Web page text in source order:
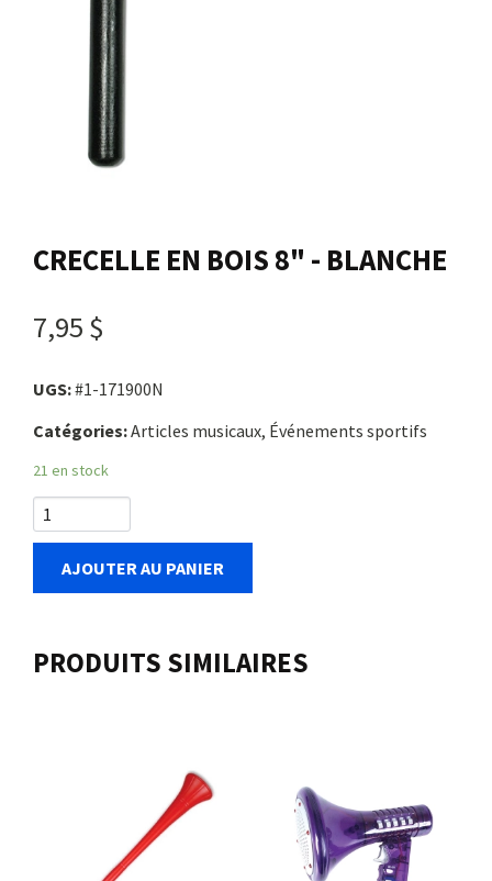
FAQ
Nous joindre
Panier
English
CRECELLE EN BOIS 8" - BLANCHE
7,95 $
UGS:#1-171900N
Catégories:Articles musicaux, Événements sportifs
21 en stock
AJOUTER AU PANIER
PRODUITS SIMILAIRES